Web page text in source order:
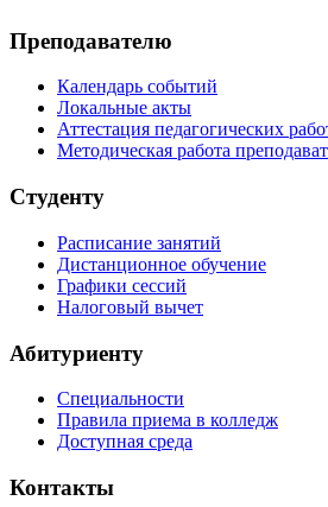
Преподавателю
Календарь событий
Локальные акты
Аттестация педагогических
Методическая работа
Студенту
Расписание занятий
Дистанционное обучение
Графики сессий
Налоговый вычет
Абитуриенту
Специальности
Правила приема в колледж
Доступная среда
Контакты